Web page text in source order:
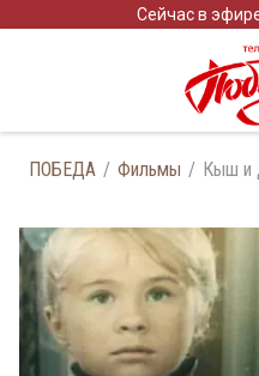
Сейчас в
ПОБЕДА Фильмы Кыш и